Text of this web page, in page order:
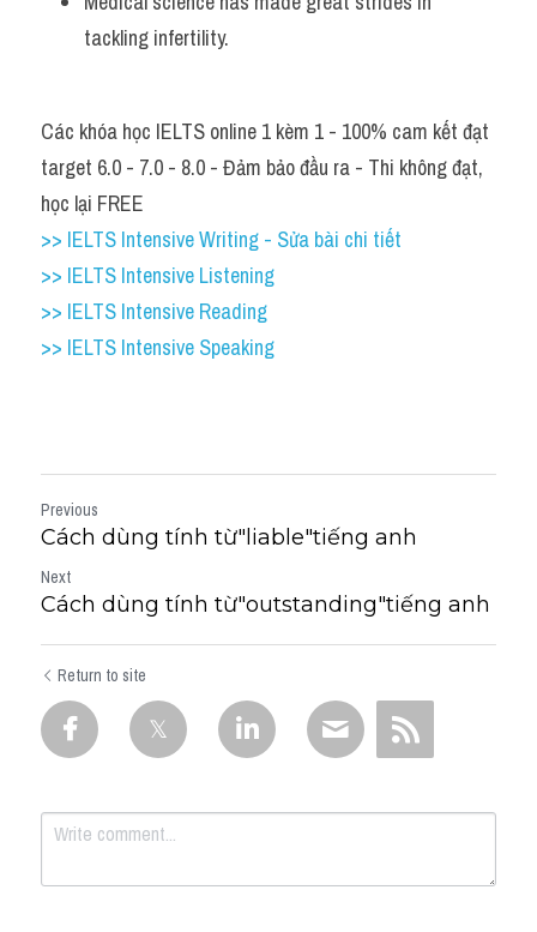
tackling infertility.
Các khóa học IELTS online 1 kèm 1 - 100% cam kết đạt
target 6.0 - 7.0 - 8.0 - Đảm bảo đầu ra - Thi không đạt,
học lại FREE
>> IELTS Intensive Writing - Sửa bài chi tiết
>> IELTS Intensive Listening
>> IELTS Intensive Reading
>> IELTS Intensive Speaking
Previous
Cách dùng tính từ"liable"tiếng anh
Next
Cách dùng tính từ"outstanding"tiếng anh
Return to site